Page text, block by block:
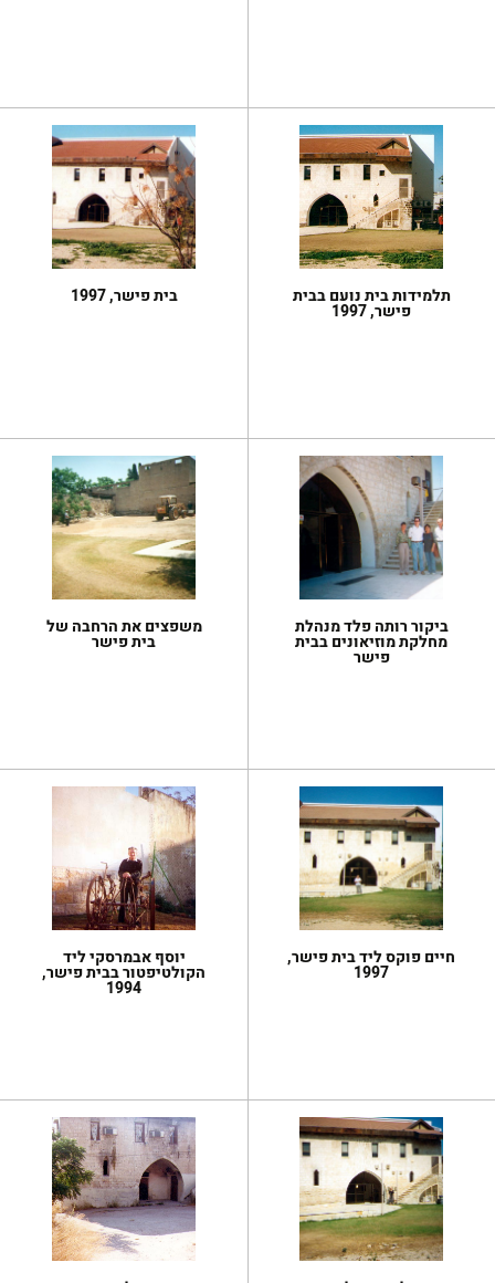
תלמידות בית נועם בבית
פישר, 1997
בית פישר, 1997
ביקור רותה פלד מנהלת
מחלקת מוזיאונים בבית
פישר
משפצים את הרחבה של
בית פישר
חיים פוקס ליד בית פישר,
1997
יוסף אבמרסקי ליד
הקולטיפטור בבית פישר,
1994